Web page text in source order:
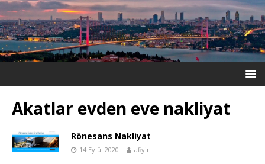
Akatlar evden eve nakliyat
Rönesans Nakliyat
14 Eylül 2020 afiyir